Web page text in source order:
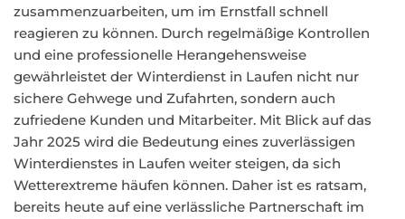
zusammenzuarbeiten, um im Ernstfall schnell
reagieren zu können. Durch regelmäßige Kontrollen
und eine professionelle Herangehensweise
gewährleistet der Winterdienst in Laufen nicht nur
sichere Gehwege und Zufahrten, sondern auch
zufriedene Kunden und Mitarbeiter. Mit Blick auf das
Jahr 2025 wird die Bedeutung eines zuverlässigen
Winterdienstes in Laufen weiter steigen, da sich
Wetterextreme häufen können. Daher ist es ratsam,
bereits heute auf eine verlässliche Partnerschaft im